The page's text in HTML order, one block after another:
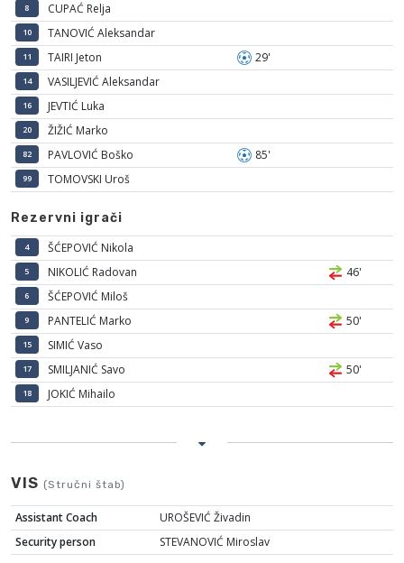
8 CUPAĆ Relja
10 TANOVIĆ Aleksandar
11 TAIRI Jeton 29'
14 VASILJEVIĆ Aleksandar
16 JEVTIĆ Luka
20 ŽIŽIĆ Marko
82 PAVLOVIĆ Boško 85'
99 TOMOVSKI Uroš
Rezervni igrači
4 ŠĆEPOVIĆ Nikola
5 NIKOLIĆ Radovan 46'
6 ŠĆEPOVIĆ Miloš
9 PANTELIĆ Marko 50'
15 SIMIĆ Vaso
17 SMILJANIĆ Savo 50'
18 JOKIĆ Mihailo
VIS (Stručni štab)
Assistant Coach
UROŠEVIĆ Živadin
Security person
STEVANOVIĆ Miroslav